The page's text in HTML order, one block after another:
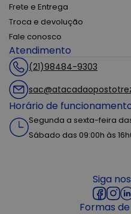
Frete e Entrega
Troca e devolução
Fale conosco
Atendimento
(21)98484-9303
Horário de
Segunda a sexta-feira
Sábado das 09:00h às
Siga
Formas